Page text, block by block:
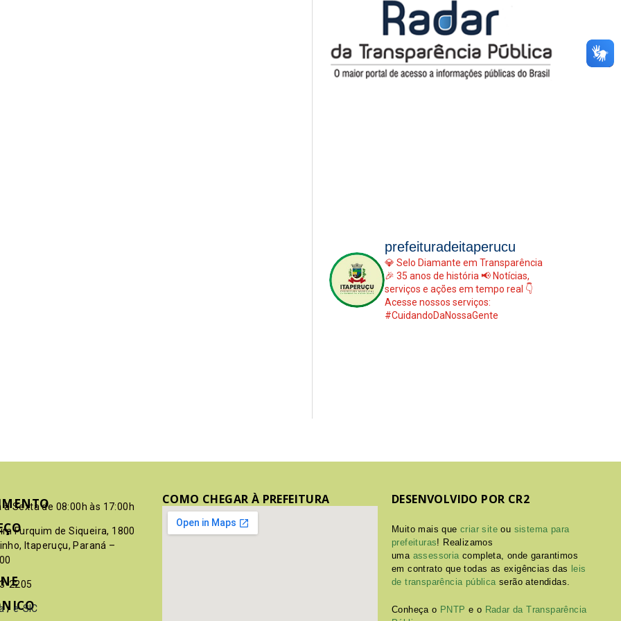
prefeituradeitaperucu
💎 Selo Diamante em Transparência
🎉 35 anos de história 📢 Notícias,
serviços e ações em tempo real 👇
Acesse nossos serviços:
#CuidandoDaNossaGente
à Sexta de 08:00h às 17:00h
Furquim de Siqueira, 1800
Itaperuçu, Paraná –
2205
/ e-SIC
COMO CHEGAR À PREFEITURA DESENVOLVIDO POR CR2
Muito mais quecriar site ou sistema para
prefeituras! Realizamos
uma assessoriacompleta, onde garantimos
em contrato que todas as exigências das leis
de transparência públicaserão atendidas.
Conheça o PNTP e o Radar da Transparência